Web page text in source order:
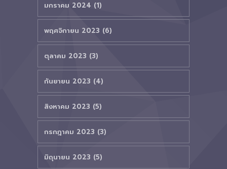
มกราคม 2024 (1)
พฤศจิกายน 2023 (6)
ตุลาคม 2023 (3)
กันยายน 2023 (4)
สิงหาคม 2023 (5)
กรกฎาคม 2023 (3)
มิถุนายน 2023 (5)